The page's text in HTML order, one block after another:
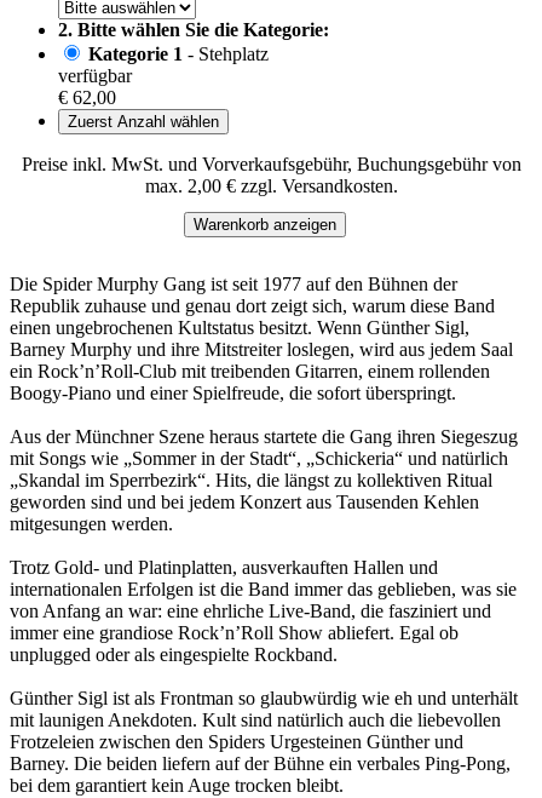
2. Bitte wählen Sie die Kategorie:
Kategorie 1 - Stehplatz
verfügbar
€ 62,00
Zuerst Anzahl wählen
Preise inkl. MwSt. und Vorverkaufsgebühr, Buchungsgebühr von
max. 2,00 € zzgl. Versandkosten.
Warenkorb anzeigen
Die Spider Murphy Gang ist seit 1977 auf den Bühnen der
Republik zuhause und genau dort zeigt sich, warum diese Band
einen ungebrochenen Kultstatus besitzt. Wenn Günther Sigl,
Barney Murphy und ihre Mitstreiter loslegen, wird aus jedem Saal
ein Rock’n’Roll-Club mit treibenden Gitarren, einem rollenden
Boogy-Piano und einer Spielfreude, die sofort überspringt.
Aus der Münchner Szene heraus startete die Gang ihren Siegeszug
mit Songs wie „Sommer in der Stadt“, „Schickeria“ und natürlich
„Skandal im Sperrbezirk“. Hits, die längst zu kollektiven Ritual
geworden sind und bei jedem Konzert aus Tausenden Kehlen
mitgesungen werden.
Trotz Gold- und Platinplatten, ausverkauften Hallen und
internationalen Erfolgen ist die Band immer das geblieben, was sie
von Anfang an war: eine ehrliche Live-Band, die fasziniert und
immer eine grandiose Rock’n’Roll Show abliefert. Egal ob
unplugged oder als eingespielte Rockband.
Günther Sigl ist als Frontman so glaubwürdig wie eh und unterhält
mit launigen Anekdoten. Kult sind natürlich auch die liebevollen
Frotzeleien zwischen den Spiders Urgesteinen Günther und
Barney. Die beiden liefern auf der Bühne ein verbales Ping-Pong,
bei dem garantiert kein Auge trocken bleibt.